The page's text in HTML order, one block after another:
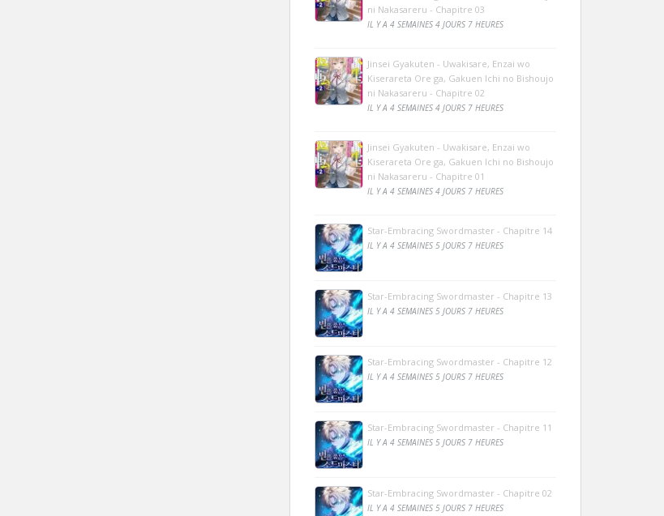
ni Nakasareru - Chapitre 03
IL Y A 4 SEMAINES 4 JOURS 7 HEURES
Jinsei Gyakuten - Uwakisare, Enzai wo
Kiserareta Ore ga, Gakuen Ichi no Bishoujo
ni Nakasareru - Chapitre 02
IL Y A 4 SEMAINES 4 JOURS 7 HEURES
Jinsei Gyakuten - Uwakisare, Enzai wo
Kiserareta Ore ga, Gakuen Ichi no Bishoujo
ni Nakasareru - Chapitre 01
IL Y A 4 SEMAINES 4 JOURS 7 HEURES
Star-Embracing Swordmaster - Chapitre 14
IL Y A 4 SEMAINES 5 JOURS 7 HEURES
Star-Embracing Swordmaster - Chapitre 13
IL Y A 4 SEMAINES 5 JOURS 7 HEURES
Star-Embracing Swordmaster - Chapitre 12
IL Y A 4 SEMAINES 5 JOURS 7 HEURES
Star-Embracing Swordmaster - Chapitre 11
IL Y A 4 SEMAINES 5 JOURS 7 HEURES
Star-Embracing Swordmaster - Chapitre 02
IL Y A 4 SEMAINES 5 JOURS 7 HEURES